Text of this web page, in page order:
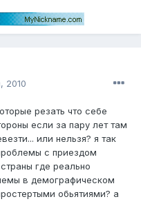
2010
резать что себе
если за пару лет там
или нельзя? я так
с приездом
где реально
в демографическом
обьятиями? а